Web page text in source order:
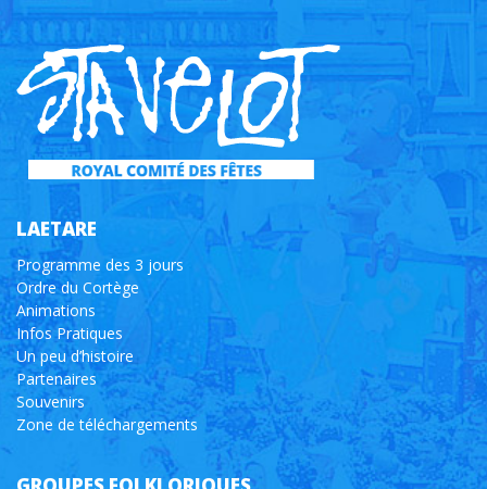
LAETARE
Programme des 3 jours
Ordre du Cortège
Animations
Infos Pratiques
Un peu d’histoire
Partenaires
Souvenirs
Zone de téléchargements